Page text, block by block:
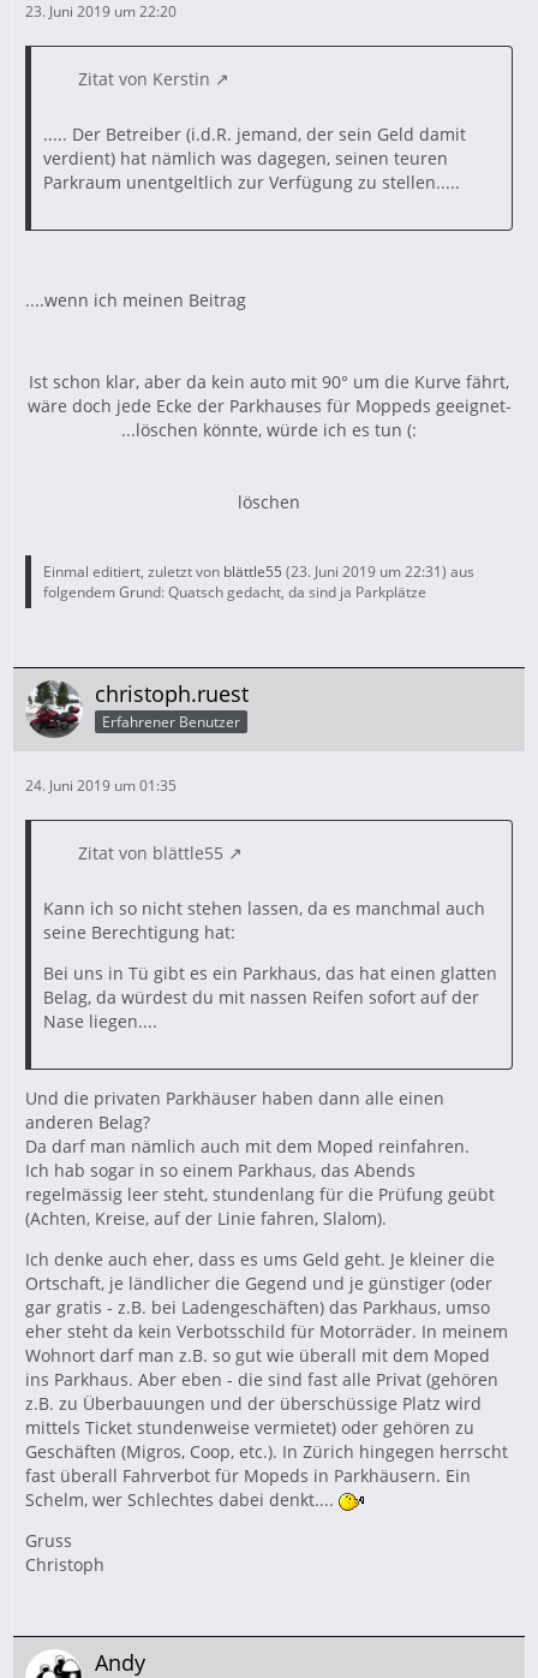
23. Juni 2019 um 22:20
Zitat von Kerstin
..... Der Betreiber (i.d.R. jemand, der sein Geld damit
verdient) hat nämlich was dagegen, seinen teuren
Parkraum unentgeltlich zur Verfügung zu stellen.....
....wenn ich meinen Beitrag
Ist schon klar, aber da kein auto mit 90° um die Kurve fährt,
wäre doch jede Ecke der Parkhauses für Moppeds geeignet-
...löschen könnte, würde ich es tun (:
löschen
Einmal editiert, zuletzt von blättle55 (23. Juni 2019 um 22:31) aus
folgendem Grund: Quatsch gedacht, da sind ja Parkplätze
christoph.ruest
Erfahrener Benutzer
24. Juni 2019 um 01:35
Zitat von blättle55
Kann ich so nicht stehen lassen, da es manchmal auch
seine Berechtigung hat:
Bei uns in Tü gibt es ein Parkhaus, das hat einen glatten
Belag, da würdest du mit nassen Reifen sofort auf der
Nase liegen....
Und die privaten Parkhäuser haben dann alle einen
anderen Belag?
Da darf man nämlich auch mit dem Moped reinfahren.
Ich hab sogar in so einem Parkhaus, das Abends
regelmässig leer steht, stundenlang für die Prüfung geübt
(Achten, Kreise, auf der Linie fahren, Slalom).
Ich denke auch eher, dass es ums Geld geht. Je kleiner die
Ortschaft, je ländlicher die Gegend und je günstiger (oder
gar gratis - z.B. bei Ladengeschäften) das Parkhaus, umso
eher steht da kein Verbotsschild für Motorräder. In meinem
Wohnort darf man z.B. so gut wie überall mit dem Moped
ins Parkhaus. Aber eben - die sind fast alle Privat (gehören
z.B. zu Überbauungen und der überschüssige Platz wird
mittels Ticket stundenweise vermietet) oder gehören zu
Geschäften (Migros, Coop, etc.). In Zürich hingegen herrscht
fast überall Fahrverbot für Mopeds in Parkhäusern. Ein
Schelm, wer Schlechtes dabei denkt....
Gruss
Christoph
Andy